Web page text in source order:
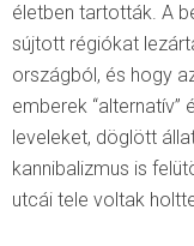
életben tartották. A
sújtott régiókat
országból, és hogy
emberek “alternatív”
leveleket, döglött
kannibalizmus is
utcái tele voltak